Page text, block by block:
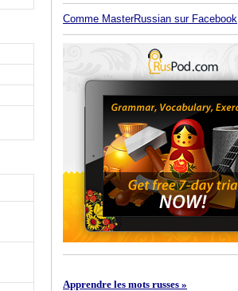
Comme MasterRussian sur Facebook
Apprendre les mots russes »